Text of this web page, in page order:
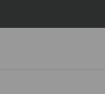
to